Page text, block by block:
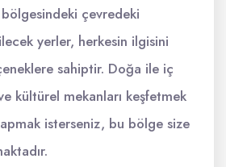
çevredeki
yerler, herkesin ilgisini
sahiptir. Doğa ile iç
kültürel mekanları keşfetmek
isterseniz, bu bölge size